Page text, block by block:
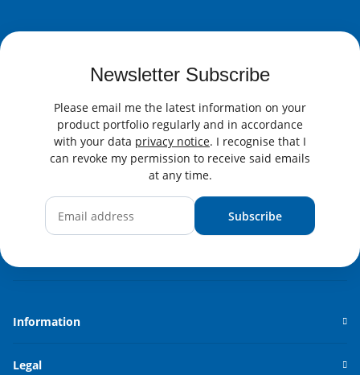
Newsletter Subscribe
Please email me the latest information on your
product portfolio regularly and in accordance
with your data privacy notice. I recognise that I
can revoke my permission to receive said emails
at any time.
Subscribe
Information
Legal